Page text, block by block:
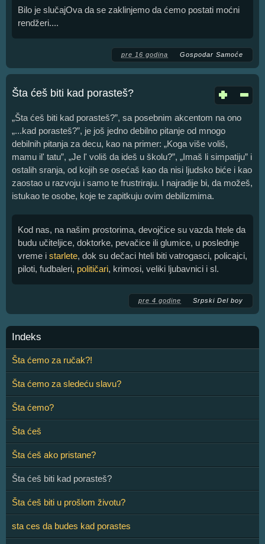
Bilo je slučajOva da se zaklinjemo da ćemo postati moćni
rendžeri....
pre 16 godina Gospodar Samoće
Šta ćeš biti kad porasteš?
„Šta ćeš biti kad porasteš?”, sa posebnim akcentom na ono
„...kad porasteš?”, je još jedno debilno pitanje od mnogo
debilnih pitanja za decu, kao na primer: „Koga više voliš,
mamu il' tatu”, „Je l' voliš da ideš u školu?”, „Imaš li simpatiju” i
ostalih sranja, od kojih se osećaš kao da nisi ljudsko biće i kao
zaostao u razvoju i samo te frustriraju. I najradije bi, da možeš,
istukao te osobe, koje te zapitkuju ovim debilizmima.
Kod nas, na našim prostorima, devojčice su vazda htele da
budu učiteljice, doktorke, pevačice ili glumice, u poslednje
vreme i starlete, dok su dečaci hteli biti vatrogasci, policajci,
piloti, fudbaleri, političari, krimosi, veliki ljubavnici i sl.
pre 4 godine Srpski Del boy
Indeks
Šta ćemo za ručak?!
Šta ćemo za sledeću slavu?
Šta ćemo?
Šta ćeš
Šta ćeš ako pristane?
Šta ćeš biti kad porasteš?
Šta ćeš biti u prošlom životu?
sta ces da budes kad porastes